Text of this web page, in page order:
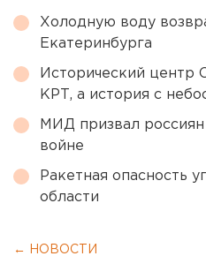
Холодную воду
Екатеринбурга
Исторический центр
КРТ, а история с
МИД призвал россиян
войне
Ракетная опасность
области
← НОВОСТИ